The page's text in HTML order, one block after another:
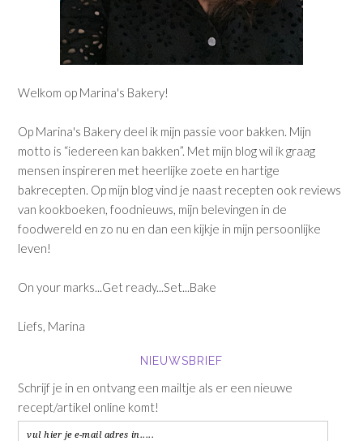
Welkom op Marina's Bakery!
Op Marina's Bakery deel ik mijn passie voor bakken. Mijn
motto is “iedereen kan bakken”. Met mijn blog wil ik graag
mensen inspireren met heerlijke zoete en hartige
bakrecepten. Op mijn blog vind je naast recepten ook reviews
van kookboeken, foodnieuws, mijn belevingen in de
foodwereld en zo nu en dan een kijkje in mijn persoonlijke
leven!
On your marks...Get ready...Set...Bake
Liefs, Marina
NIEUWSBRIEF
Schrijf je in en ontvang een mailtje als er een nieuwe
recept/artikel online komt!
vul